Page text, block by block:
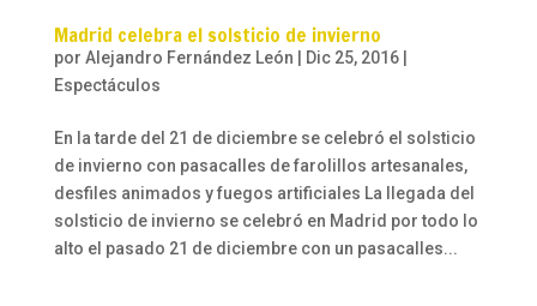
Madrid celebra el solsticio de invierno
por Alejandro Fernández León Dic 25, 2016|
Espectáculos
En la tarde del 21 de diciembre se celebró el solsticio
de invierno con pasacalles de farolillos artesanales,
desfiles animados y fuegos artificiales La llegada del
solsticio de invierno se celebró en Madrid por todo lo
alto el pasado 21 de diciembre con un pasacalles...